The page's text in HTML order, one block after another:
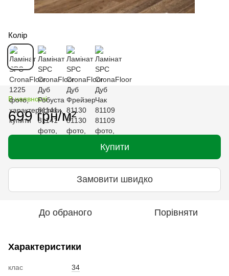
Колір
В наявності
699 грн/м²
Купити
Замовити швидко
До обраного Порівняти
Характеристики
клас
34